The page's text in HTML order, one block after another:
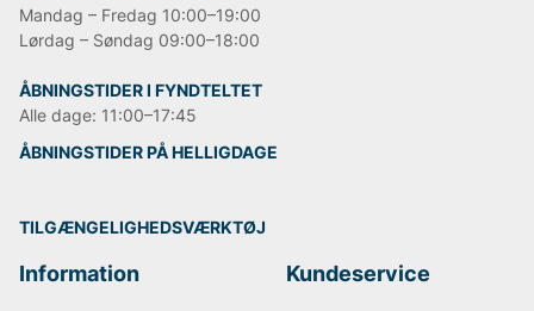
Mandag – Fredag 10:00–19:00
Lørdag – Søndag 09:00–18:00
ÅBNINGSTIDER I FYNDTELTET
Alle dage: 11:00–17:45
ÅBNINGSTIDER PÅ HELLIGDAGE
TILGÆNGELIGHEDSVÆRKTØJ
Information Kundeservice